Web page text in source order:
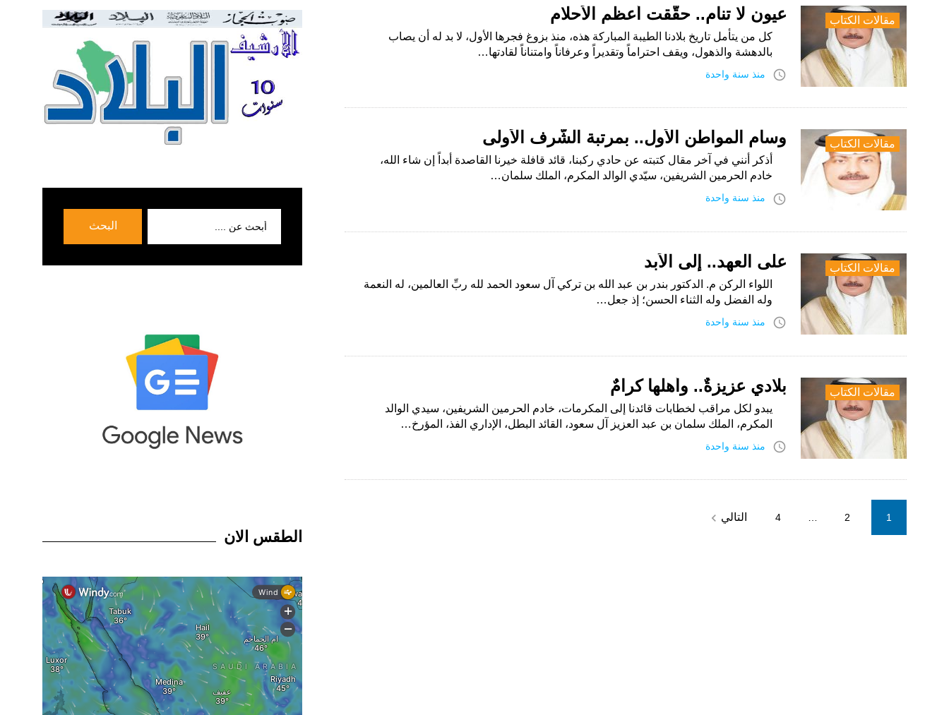
مقالات الكتاب عيون لا تنام.. حقَّقت أعظم الأحلام
كل من يتأمل تاريخ بلادنا الطيبة المباركة هذه، منذ بزوغ فجرها الأول، لا بد له أن يصاب
بالدهشة والذهول، ويقف احتراماً وتقديراً وعرفاناً وامتناناً لقادتها…
access_time منذ سنة واحدة
مقالات الكتاب وسام المواطن الأول.. بمرتبة الشَّرف الأولى
أذكر أنني في آخر مقال كتبته عن حادي ركبنا، قائد قافلة خيرنا القاصدة أبداً إن شاء الله،
خادم الحرمين الشريفين، سيّدي الوالد المكرم، الملك سلمان…
access_time منذ سنة واحدة
مقالات الكتاب على العهد.. إلى الأبد
اللواء الركن م. الدكتور بندر بن عبد الله بن تركي آل سعود الحمد لله ربِّ العالمين، له النعمة
وله الفضل وله الثناء الحسن؛ إذ جعل…
access_time منذ سنة واحدة
مقالات الكتاب بلادي عزيزةٌ.. وأهلها كرامٌ
يبدو لكل مراقب لخطابات قائدنا إلى المكرمات، خادم الحرمين الشريفين، سيدي الوالد
المكرم، الملك سلمان بن عبد العزيز آل سعود، القائد البطل، الإداري الفذ، المؤرخ…
access_time منذ سنة واحدة
Posts
pagination
1
2
…
4 التالي navigate_next
البحث
الطقس الان